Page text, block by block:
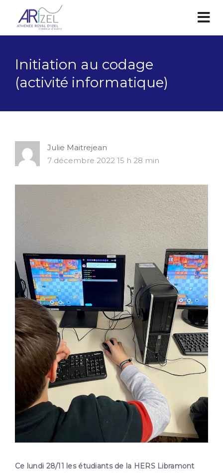
Initiation au codage
(activité informatique)
Julie Maitrejean
7 décembre 2022 15 h 28 min
Ce lundi 28/11 les étudiants de la HERS Libramont